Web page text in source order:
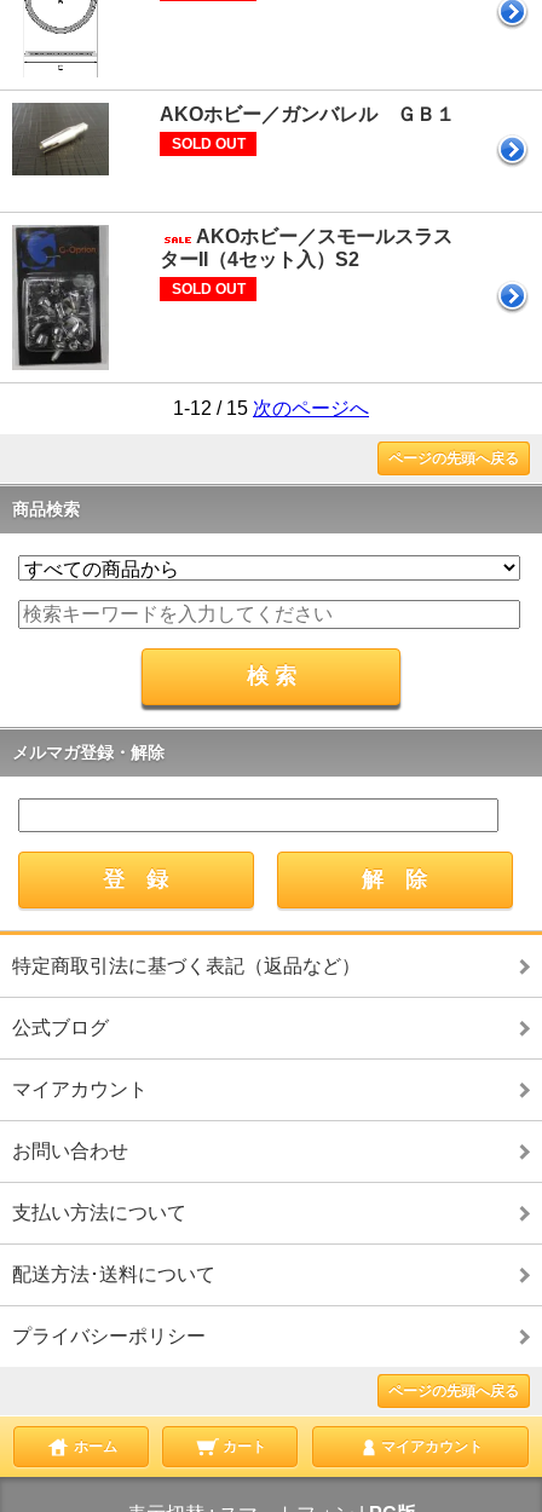
AKOホビー／ガンバレル ＧＢ１
SOLD OUT
AKOホビー／スモールスラス
ターII（4セット入）S2
SOLD OUT
1-12 / 15 次のページへ
ページの先頭へ戻る
商品検索
メルマガ登録・解除
特定商取引法に基づく表記（返品など）
公式ブログ
マイアカウント
お問い合わせ
支払い方法について
配送方法･送料について
プライバシーポリシー
ページの先頭へ戻る
ホーム カート マイアカウント